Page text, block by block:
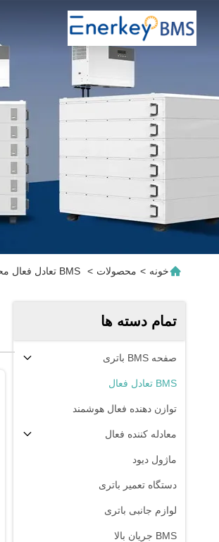
خونه > محصولات > BMS تعادل فعال محصولات آنلاین
تمام دسته ها
صفحه BMS باتری
BMS تعادل فعال
توازن دهنده فعال هوشمند
معادله کننده فعال
ماژول دیود
دستگاه تعمیر باتری
لوازم جانبی باتری
BMS جریان بالا